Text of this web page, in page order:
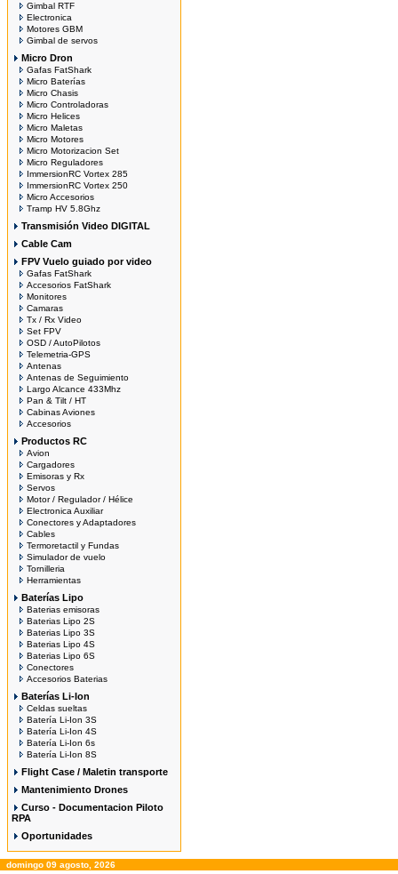
Gimbal RTF
Electronica
Motores GBM
Gimbal de servos
Micro Dron
Gafas FatShark
Micro Baterías
Micro Chasis
Micro Controladoras
Micro Helices
Micro Maletas
Micro Motores
Micro Motorizacion Set
Micro Reguladores
ImmersionRC Vortex 285
ImmersionRC Vortex 250
Micro Accesorios
Tramp HV 5.8Ghz
Transmisión Video DIGITAL
Cable Cam
FPV Vuelo guiado por video
Gafas FatShark
Accesorios FatShark
Monitores
Camaras
Tx / Rx Video
Set FPV
OSD / AutoPilotos
Telemetria-GPS
Antenas
Antenas de Seguimiento
Largo Alcance 433Mhz
Pan & Tilt / HT
Cabinas Aviones
Accesorios
Productos RC
Avion
Cargadores
Emisoras y Rx
Servos
Motor / Regulador / Hélice
Electronica Auxiliar
Conectores y Adaptadores
Cables
Termoretactil y Fundas
Simulador de vuelo
Tornilleria
Herramientas
Baterías Lipo
Baterias emisoras
Baterias Lipo 2S
Baterias Lipo 3S
Baterias Lipo 4S
Baterias Lipo 6S
Conectores
Accesorios Baterias
Baterías Li-Ion
Celdas sueltas
Batería Li-Ion 3S
Batería Li-Ion 4S
Batería Li-Ion 6s
Batería Li-Ion 8S
Flight Case / Maletin transporte
Mantenimiento Drones
Curso - Documentacion Piloto
RPA
Oportunidades
domingo 09 agosto, 2026